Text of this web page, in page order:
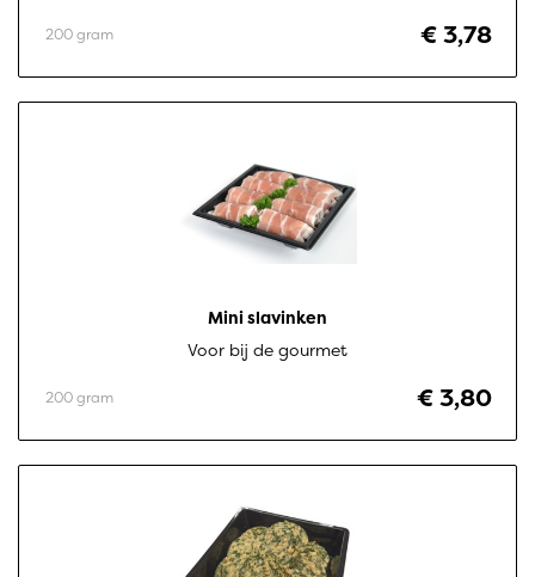
€ 3,78
200 gram
Mini slavinken
Voor bij de gourmet
€ 3,80
200 gram